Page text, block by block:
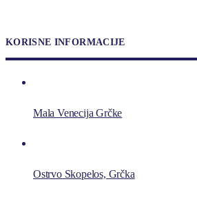
KORISNE INFORMACIJE
Mala Venecija Grčke
Ostrvo Skopelos, Grčka